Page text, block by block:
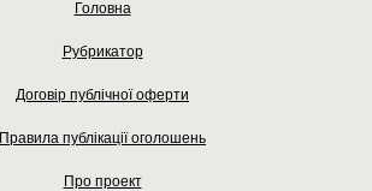
Головна
Рубрикатор
Договір публічної оферти
Правила публікації оголошень
Про проект